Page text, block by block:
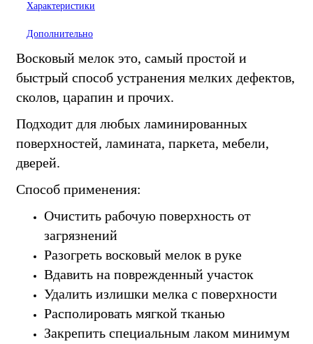
Характеристики
Дополнительно
Восковый мелок это, самый простой и
быстрый способ устранения мелких дефектов,
сколов, царапин и прочих.
Подходит для любых ламинированных
поверхностей, ламината, паркета, мебели,
дверей.
Способ применения:
Очистить рабочую поверхность от
загрязнений
Разогреть восковый мелок в руке
Вдавить на поврежденный участок
Удалить излишки мелка с поверхности
Располировать мягкой тканью
Закрепить специальным лаком минимум